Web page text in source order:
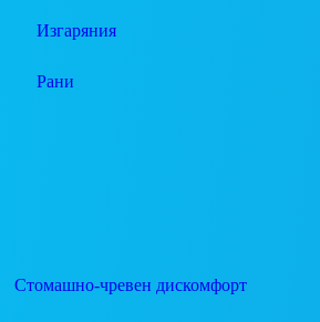
Изгаряния
Рани
Стомашно-чревен дискомфорт